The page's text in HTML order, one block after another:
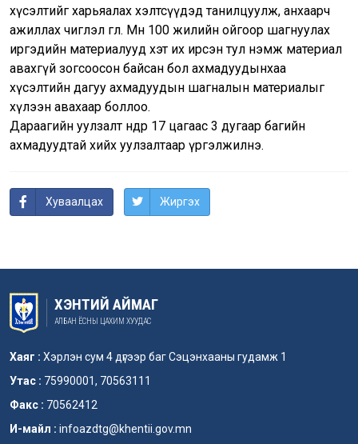
хүсэлтийг харьяалах хэлтсүүдэд танилцуулж, анхаарч
ажиллах чиглэл өглөө. Мөн 100 жилийн ойгоор шагнуулах
иргэдийн материалууд хэт их ирсэн тул нэмж материал
авахгүй зогсоосон байсан бол ахмадуудынхаа
хүсэлтийн дагуу ахмадуудын шагналын материалыг
хүлээн авахаар боллоо.
Дараагийн уулзалт өнөөдөр 17 цагаас 3 дугаар багийн
ахмадуудтай хийх уулзалтаар үргэлжилнэ.
Хуваалцах Жиргэх
ХЭНТИЙ АЙМАГ
АЛБАН ЁСНЫ ЦАХИМ ХУУДАС
Хаяг : Хэрлэн сум 4 дүгээр баг Сэцэнхааны гудамж 1
Утас : 75990001, 70563111
Факс : 70562412
И-майл : infoazdtg@khentii.gov.mn